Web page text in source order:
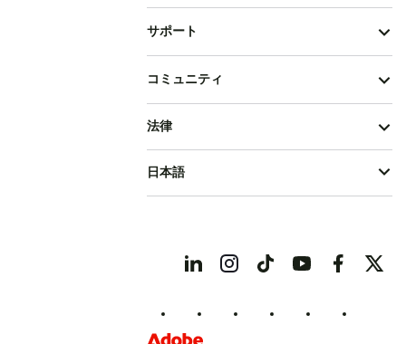
サポート
コミュニティ
法律
日本語